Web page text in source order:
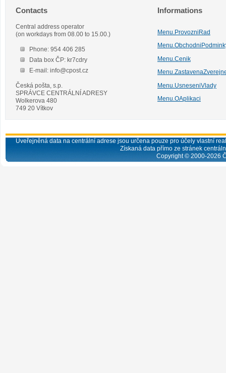
Contacts
Central address operator
(on workdays from 08.00 to 15.00.)
Phone: 954 406 285
Data box ČP: kr7cdry
E-mail: info@cpost.cz
Česká pošta, s.p.
SPRÁVCE CENTRÁLNÍ ADRESY
Wolkerova 480
749 20 Vítkov
Informations
Menu.ProvozniRad
Menu.Cenik
Menu.UsneseniVlady
Menu.OAplikaci
Uveřejněná data na centrální adrese jsou určena pouze pro účely vlastní
Získaná data přímo ze stránek
Copyright © 2000-2026